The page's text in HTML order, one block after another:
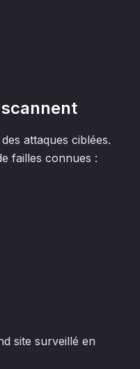
attaques ciblées.
failles connues :
site surveillé en